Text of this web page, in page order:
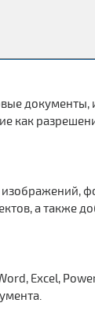
как
изображений,
а также
Excel,